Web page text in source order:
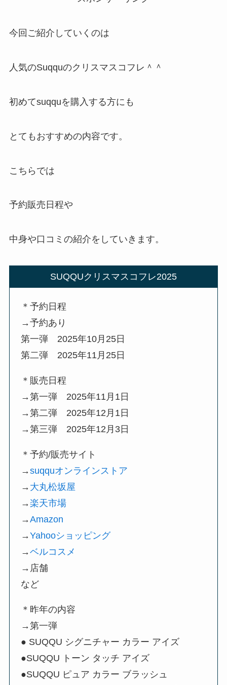
今回ご紹介していくのは
人気のSuqquのクリスマスコフレ＾＾
初めてsuqquを購入する方にも
とてもおすすめの内容です。
こちらでは
予約販売日程や
中身や口コミの紹介をしていきます。
SUQQUクリスマスコフレ2025
＊予約日程
→予約あり
第一弾 2025年10月25日
第二弾 2025年11月25日
＊販売日程
→第一弾 2025年11月1日
→第二弾 2025年12月1日
→第三弾 2025年12月3日
＊予約/販売サイト
→suqquオンラインストア
→ 大丸松坂屋
→楽天市場
→Amazon
→Yahooショッピング
→ベルコスメ
→店舗
など
＊昨年の内容
→第一弾
● SUQQU シグニチャー カラー アイズ
●SUQQU トーン タッチ アイズ
●SUQQU ピュア カラー ブラッシュ